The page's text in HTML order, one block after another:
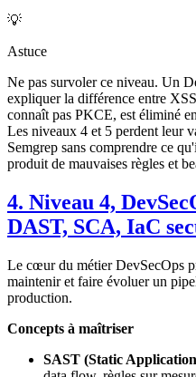
💡
Astuce
Ne pas survoler ce niveau. Un
expliquer la différence entre
connaît pas PKCE, est éliminé
Les niveaux 4 et 5 perdent leur
Semgrep sans comprendre ce
produit de mauvaises règles et
4. Niveau 4,
DAST, SCA, IaC
Le cœur du métier DevSecOps
maintenir et faire évoluer un
production.
Concepts à maîtriser
SAST (Static